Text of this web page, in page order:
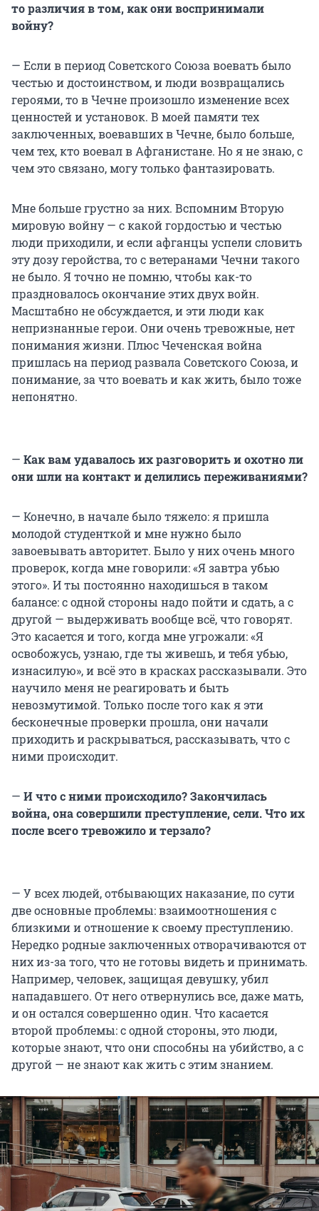
то различия в том, как они воспринимали
войну?
— Если в период Советского Союза воевать было
честью и достоинством, и люди возвращались
героями, то в Чечне произошло изменение всех
ценностей и установок. В моей памяти тех
заключенных, воевавших в Чечне, было больше,
чем тех, кто воевал в Афганистане. Но я не знаю, с
чем это связано, могу только фантазировать.
Мне больше грустно за них. Вспомним Вторую
мировую войну — с какой гордостью и честью
люди приходили, и если афганцы успели словить
эту дозу геройства, то с ветеранами Чечни такого
не было. Я точно не помню, чтобы как-то
праздновалось окончание этих двух войн.
Масштабно не обсуждается, и эти люди как
непризнанные герои. Они очень тревожные, нет
понимания жизни. Плюс Чеченская война
пришлась на период развала Советского Союза, и
понимание, за что воевать и как жить, было тоже
непонятно.
— Как вам удавалось их разговорить и охотно ли
они шли на контакт и делились переживаниями?
— Конечно, в начале было тяжело: я пришла
молодой студенткой и мне нужно было
завоевывать авторитет. Было у них очень много
проверок, когда мне говорили: «Я завтра убью
этого». И ты постоянно находишься в таком
балансе: с одной стороны надо пойти и сдать, а с
другой — выдерживать вообще всё, что говорят.
Это касается и того, когда мне угрожали: «Я
освобожусь, узнаю, где ты живешь, и тебя убью,
изнасилую», и всё это в красках рассказывали. Это
научило меня не реагировать и быть
невозмутимой. Только после того как я эти
бесконечные проверки прошла, они начали
приходить и раскрываться, рассказывать, что с
ними происходит.
— И что с ними происходило? Закончилась
война, она совершили преступление, сели. Что их
после всего тревожило и терзало?
— У всех людей, отбывающих наказание, по сути
две основные проблемы: взаимоотношения с
близкими и отношение к своему преступлению.
Нередко родные заключенных отворачиваются от
них из-за того, что не готовы видеть и принимать.
Например, человек, защищая девушку, убил
нападавшего. От него отвернулись все, даже мать,
и он остался совершенно один. Что касается
второй проблемы: с одной стороны, это люди,
которые знают, что они способны на убийство, а с
другой — не знают как жить с этим знанием.